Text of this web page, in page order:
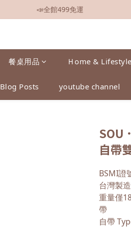
📣全館現貨
📣全館499免運
📣全館現貨
餐桌用品 Ｈome & Lifestyle
Blog Posts youtube channel
SOU
自帶
BSMI證
台灣製
重量僅
帶
自帶